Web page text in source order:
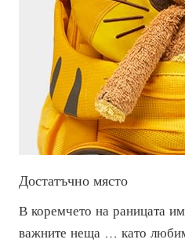
Достатъчно място
В коремчето на раницата
важните неща … като